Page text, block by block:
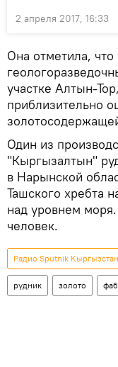
2 апреля 2017, 16:33
Она отметила,
участке Алтын-
приблизительно
Один из
"Кыргызалтын"
в Нарынской
Ташского хребта
над уровнем
человек.
Радио Sputnik Кыргызстан
рудник золото